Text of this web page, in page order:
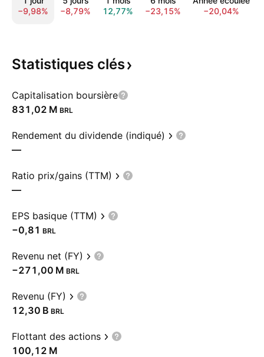
−9,98%
−8,79%
12,77%
−23,15%
−20,04%
Statistiques clés
Capitalisation boursière
‪831,02 M‬ BRL
Rendement du dividende (indiqué)
—
Ratio prix/gains (TTM)
—
EPS basique (TTM)
−0,81 BRL
Revenu net (FY)
‪−271,00 M‬ BRL
Revenu (FY)
‪12,30 B‬ BRL
Flottant des actions
‪100,12 M‬